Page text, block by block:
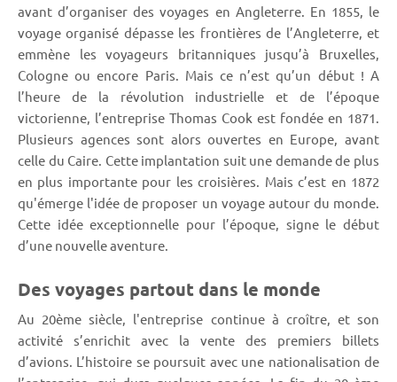
avant d’organiser des voyages en Angleterre. En 1855, le
voyage organisé dépasse les frontières de l’Angleterre, et
emmène les voyageurs britanniques jusqu’à Bruxelles,
Cologne ou encore Paris. Mais ce n’est qu’un début ! A
l’heure de la révolution industrielle et de l’époque
victorienne, l’entreprise Thomas Cook est fondée en 1871.
Plusieurs agences sont alors ouvertes en Europe, avant
celle du Caire. Cette implantation suit une demande de plus
en plus importante pour les croisières. Mais c’est en 1872
qu'émerge l'idée de proposer un voyage autour du monde.
Cette idée exceptionnelle pour l’époque, signe le début
d’une nouvelle aventure.
Des voyages partout dans le monde
Au 20ème siècle, l'entreprise continue à croître, et son
activité s’enrichit avec la vente des premiers billets
d’avions. L’histoire se poursuit avec une nationalisation de